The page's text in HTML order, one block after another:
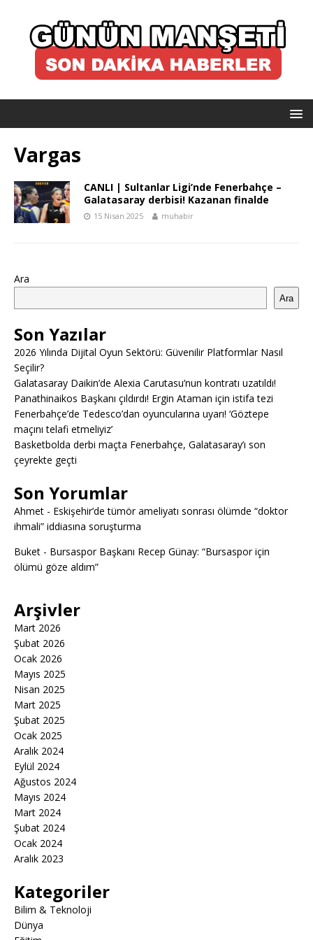
Vargas
CANLI | Sultanlar Ligi’nde Fenerbahçe –
Galatasaray derbisi! Kazanan finalde
15 Nisan 2025 muhabir
Ara
Ara
Son Yazılar
2026 Yılında Dijital Oyun Sektörü: Güvenilir Platformlar Nasıl
Seçilir?
Galatasaray Daikin’de Alexia Carutasu’nun kontratı uzatıldı!
Panathinaikos Başkanı çıldırdı! Ergin Ataman için istifa tezi
Fenerbahçe’de Tedesco’dan oyuncularına uyarı! ‘Göztepe
maçını telafi etmeliyiz’
Basketbolda derbi maçta Fenerbahçe, Galatasaray’ı son
çeyrekte geçti
Son Yorumlar
Ahmet - Eskişehir’de tümör ameliyatı sonrası ölümde “doktor
ihmali” iddiasına soruşturma
Buket - Bursaspor Başkanı Recep Günay: “Bursaspor için
ölümü göze aldım”
Arşivler
Mart 2026
Şubat 2026
Ocak 2026
Mayıs 2025
Nisan 2025
Mart 2025
Şubat 2025
Ocak 2025
Aralık 2024
Eylül 2024
Ağustos 2024
Mayıs 2024
Mart 2024
Şubat 2024
Ocak 2024
Aralık 2023
Kategoriler
Bilim & Teknoloji
Dünya